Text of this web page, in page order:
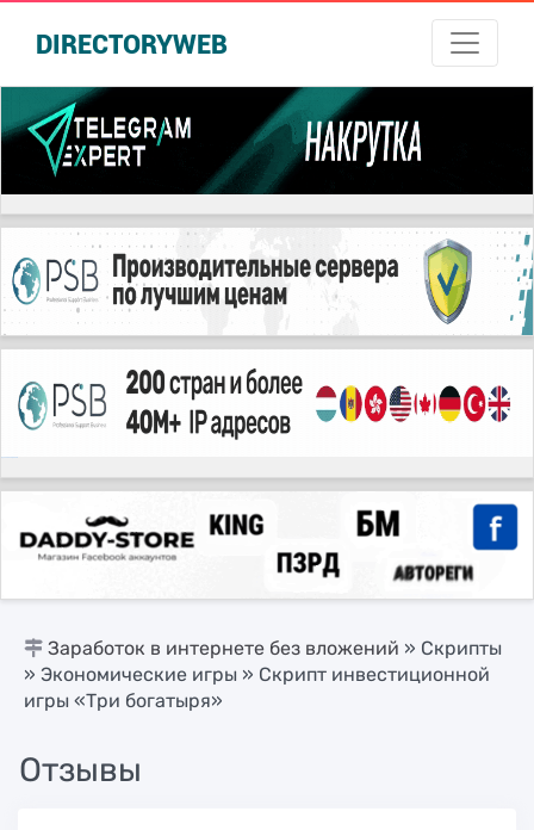
DIRECTORYWEB
Заработок в интернете без вложений » Скрипты
» Экономические игры » Cкрипт инвестиционной
игры «Три богатыря»
Отзывы